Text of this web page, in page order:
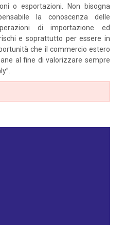
o esportazioni. Non bisogna
la conoscenza delle
di importazione ed
e soprattutto per essere in
che il commercio estero
al fine di valorizzare sempre